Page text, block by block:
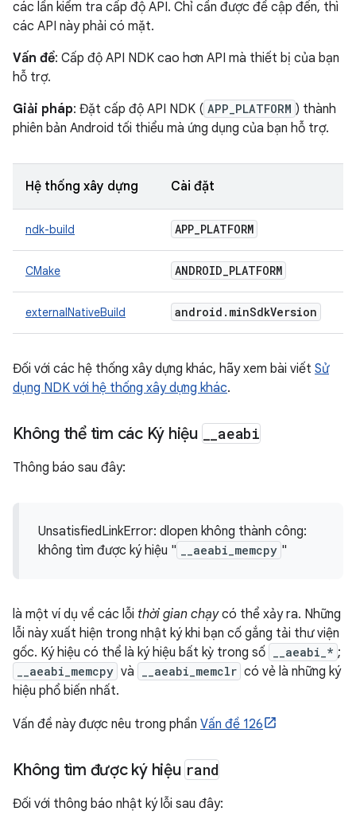
các lần kiểm tra cấp độ API. Chỉ cần được đề cập đến, thì
các API này phải có mặt.
Vấn đề: Cấp độ API NDK cao hơn API mà thiết bị của bạn
hỗ trợ.
Giải pháp: Đặt cấp độ API NDK ( APP_PLATFORM ) thành
phiên bản Android tối thiểu mà ứng dụng của bạn hỗ trợ.
Hệ thống xây dựng Cài đặt
ndk-build APP_PLATFORM
CMake ANDROID_PLATFORM
externalNativeBuild android . minSdkVersion
Đối với các hệ thống xây dựng khác, hãy xem bài viết Sử
dụng NDK với hệ thống xây dựng khác.
Không thể tìm các Ký hiệu aeabi
Thông báo sau đây:
UnsatisfiedLinkError: dlopen không thành công:
không tìm được ký hiệu "
__aeabi_memcpy "
là một ví dụ về các lỗi thời gian chạycó thể xảy ra. Những
lỗi này xuất hiện trong nhật ký khi bạn cố gắng tải thư viện
gốc. Ký hiệu có thể là ký hiệu bất kỳ trong số
__aeabi_* ;
__aeabi_memcpy và __aeabi_memclr có vẻ là những ký
hiệu phổ biến nhất.
Vấn đề này được nêu trong phần Vấn đề 126
Không tìm được ký hiệu rand
Đối với thông báo nhật ký lỗi sau đây: